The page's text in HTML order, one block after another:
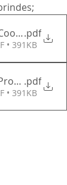
.pdf
• 391KB
.pdf
• 391KB